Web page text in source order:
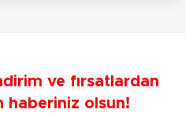
ve fırsatlardan
haberiniz olsun!